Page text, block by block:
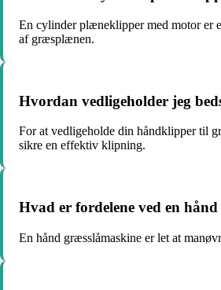
En cylinder plæneklipper med motor er
af græsplænen.
Hvordan vedligeholder jeg
For at vedligeholde din håndklipper til
sikre en effektiv klipning.
Hvad er fordelene ved en
En hånd græsslåmaskine er let at